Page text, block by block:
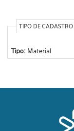
TIPO DE CADASTRO
Tipo: Material